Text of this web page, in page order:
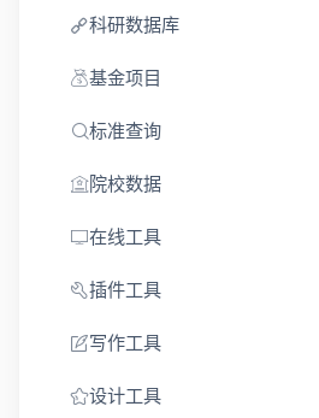
科研数据库
基金项目
标准查询
院校数据
在线工具
插件工具
写作工具
设计工具